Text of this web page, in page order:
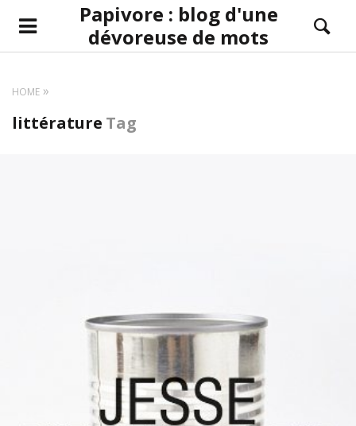
Papivore : blog d'une
dévoreuse de mots
HOME
littérature Tag